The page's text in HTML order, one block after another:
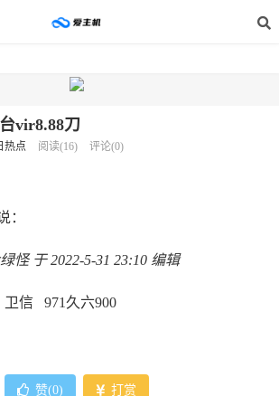
vir8.88刀
热点 阅读(16) 评论(0)
：
怪 于 2022-5-31 23:10 编辑
卫信 971久六900
赞(0) 打赏